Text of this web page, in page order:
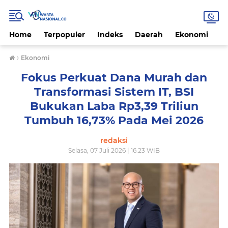
Home Terpopuler Indeks Daerah Ekonomi
› Ekonomi
Fokus Perkuat Dana Murah dan
Transformasi Sistem IT, BSI
Bukukan Laba Rp3,39 Triliun
Tumbuh 16,73% Pada Mei 2026
redaksi
Selasa, 07 Juli 2026 | 16.23 WIB